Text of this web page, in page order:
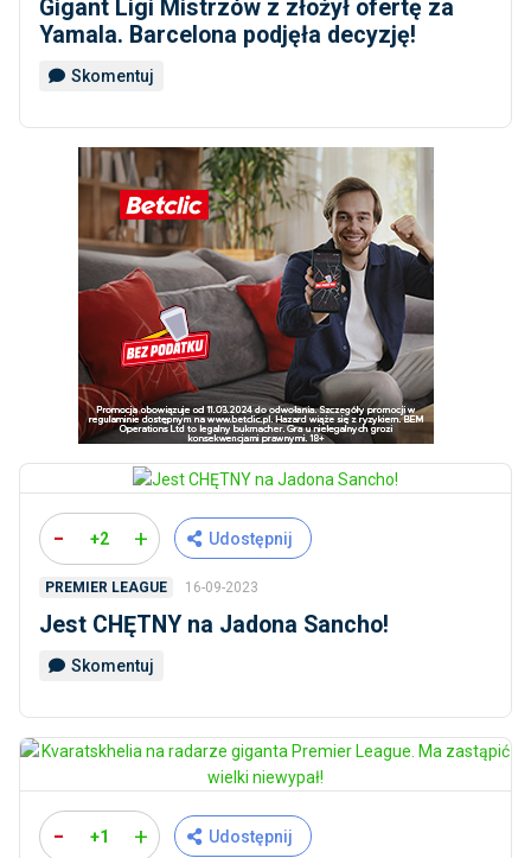
Gigant Ligi Mistrzów z złożył ofertę za
Yamala. Barcelona podjęła decyzję!
Skomentuj
- +2 + Udostępnij
PREMIER LEAGUE 16-09-2023
Jest CHĘTNY na Jadona Sancho!
Skomentuj
- +1 + Udostępnij